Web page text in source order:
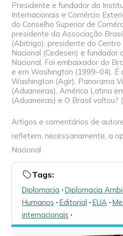
Presidente e fundador do
Internacionais e Comércio
do Conselho Superior de
presidente da Associação
(Abitrigo), presidente do
Nacional (Cedesen) e
Nacional. Foi embaixador do
e em Washington (1999–04).
Washington (Agir), Panorama
(Aduaneiras), América Latina
(Aduaneiras) e O Brasil voltou?
Artigos e comentários de
refletem, necessariamente, a
Nacional
Tags:
Diplomacia 🞌 Diplomacia
Humanos 🞌 Editorial 🞌 EUA🞌
internacionais 🞌